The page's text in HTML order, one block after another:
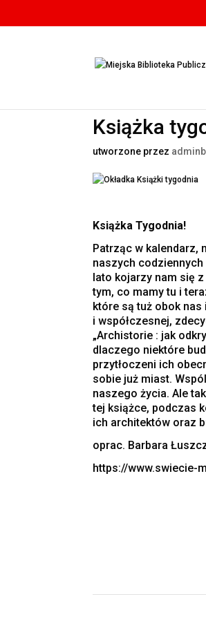
Książka
utworzone przez
Książka Tygodnia!
Patrząc w kalendarz,
naszych
lato kojarzy nam się
tym, co mamy tu i
które są tuż obok
i współczesnej,
„Archistorie : jak
dlaczego niektóre
przytłoczeni ich
sobie już miast.
naszego życia. Ale
tej książce, podczas
ich architektów oraz
oprac. Barbara
https://www.swiecie-